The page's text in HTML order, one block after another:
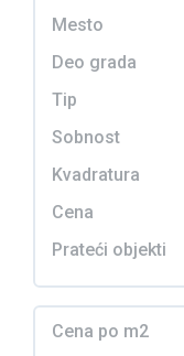
Mesto
Deo grada
Tip
Sobnost
Kvadratura
Cena
Prateći objekti
Cena po m2